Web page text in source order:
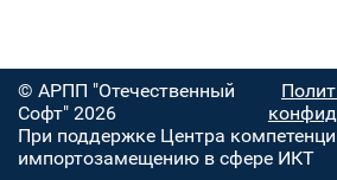
© АРПП "Отечественный
Софт" 2026
При поддержке Центра
импортозамещению в сфере ИКТ